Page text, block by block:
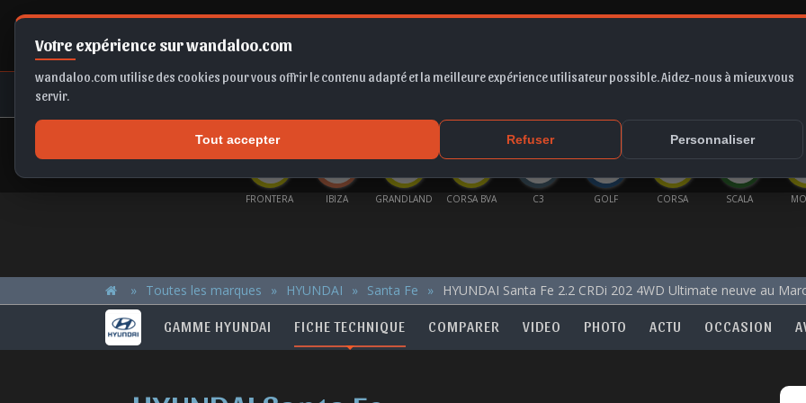
Votre expérience sur wandaloo.com
wandaloo.com utilise des cookies pour vous offrir le contenu adapté et la meilleure expérience utilisateur possible. Aidez-nous à mieux vous
servir.
Tout accepter Refuser Personnaliser
FRONTERA IBIZA GRANDLAND CORSA BVA C3 GOLF CORSA SCALA
Toutes les marques HYUNDAI Santa Fe HYUNDAI Santa Fe 2.2 CRDi 202 4WD Ultimate neuve au
GAMME HYUNDAI FICHE TECHNIQUE COMPARER VIDEO PHOTO ACTU OCCASION